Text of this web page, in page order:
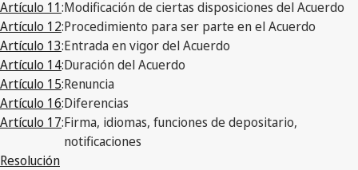
Artículo 11:Modificación de ciertas disposiciones del Acuerdo
Artículo 12:Procedimiento para ser parte en el Acuerdo
Artículo 13:Entrada en vigor del Acuerdo
Artículo 14:Duración del Acuerdo
Artículo 15:Renuncia
Artículo 16:Diferencias
Artículo 17:Firma, idiomas, funciones de depositario,
notificaciones
Resolución